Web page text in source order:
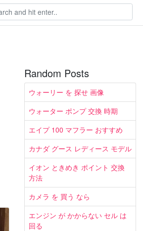
Random Posts
ウォーリー を 探せ 画像
ウォーター ポンプ 交換 時期
エイプ 100 マフラー おすすめ
カナダ グース レディース モデル
イオン ときめき ポイント 交換
方法
カメラ を 買う なら
エンジン が かからない セル は
回る